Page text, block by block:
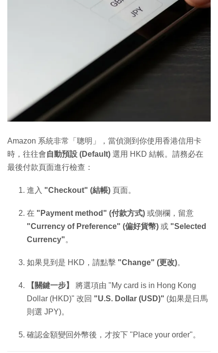
Amazon 系統非常「聰明」，當偵測到你使用香港信用卡
時，往往會自動預設 (Default) 選用 HKD 結帳。請務必在
最後付款頁面進行檢查：
進入 "Checkout" (結帳) 頁面。
在 "Payment method" (付款方式) 或側欄，留意
"Currency of Preference" (偏好貨幣) 或 "Selected
Currency"。
如果見到是 HKD，請點擊 "Change" (更改)。
【關鍵一步】
將選項由 "My card is in Hong Kong
Dollar (HKD)" 改回 "U.S. Dollar (USD)" (如果是日馬
則選 JPY)。
確認金額變回外幣後，才按下 "Place your order"。